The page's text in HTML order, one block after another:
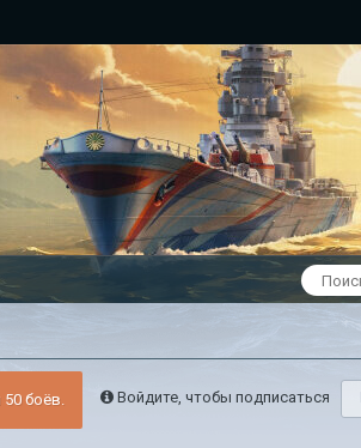
Войдите, чтобы подписаться
боёв.